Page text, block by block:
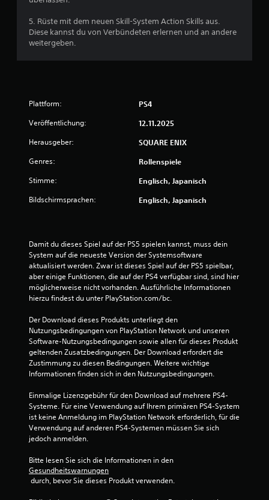
e
l
s
u
d
ü
v
i
g
i
e
r
n
,
o
h
n
e
e
h
r
e
r
T
a
s
5. Rüste mit dem neuen Skill-System Action Skills aus.
Diese kannst du von Verbündeten erlernen und an andere
weitergeben.
Plattform: PS4
Veröffentlichung: 12.11.2025
Herausgeber: SQUARE ENIX
Genres: Rollenspiele
Stimme: Englisch, Japanisch
Bildschirmsprachen: Englisch, Japanisch
Damit du dieses Spiel auf der PS5 spielen kannst, muss dein
System auf die neueste Version der Systemsoftware
aktualisiert werden. Zwar ist dieses Spiel auf der PS5 spielbar,
aber einige Funktionen, die auf der PS4 verfügbar sind, sind hier
möglicherweise nicht vorhanden. Ausführliche Informationen
hierzu findest du unter PlayStation.com/bc.
Der Download dieses Produkts unterliegt den
Nutzungsbedingungen von PlayStation Network und unseren
Software-Nutzungsbedingungen sowie allen für dieses Produkt
geltenden Zusatzbedingungen. Der Download erfordert die
Zustimmung zu diesen Bedingungen. Weitere wichtige
Informationen finden sich in den Nutzungsbedingungen.
Einmalige Lizenzgebühr für den Download auf mehrere PS4-
Systeme. Für eine Verwendung auf Ihrem primären PS4-System
ist keine Anmeldung im PlayStation Network erforderlich, für die
Verwendung auf anderen PS4-Systemen müssen Sie sich
jedoch anmelden.
Bitte lesen Sie sich die Informationen in den
Gesundheitswarnungen
durch, bevor Sie dieses Produkt verwenden.